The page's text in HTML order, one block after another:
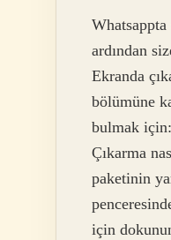
ardından
Ekranda
bölümüne
bulmak
Çıkarma
paketinin
için